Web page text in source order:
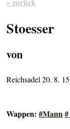
Stoesser
von
Reichsadel 20. 8.
Wappen:#Mann